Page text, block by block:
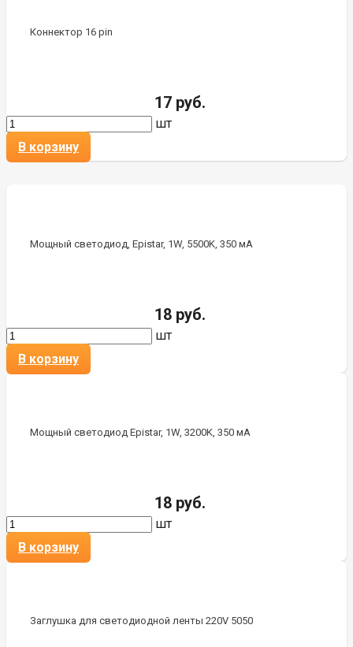
Коннектор 16 pin
17 руб.
шт
В корзину
Мощный светодиод, Epistar, 1W, 5500K, 350 мА
18 руб.
шт
В корзину
Мощный светодиод Epistar, 1W, 3200K, 350 мА
18 руб.
шт
В корзину
Заглушка для светодиодной ленты 220V 5050